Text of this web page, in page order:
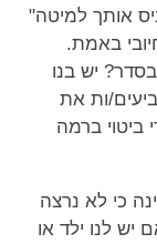
אותך למיטה"
באמת.
יש בנו
ות את
ביטוי ברמה
כי לא נרצה
יש לנו ילד או